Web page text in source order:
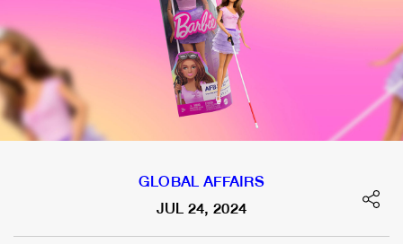
GLOBAL AFFAIRS
JUL 24, 2024